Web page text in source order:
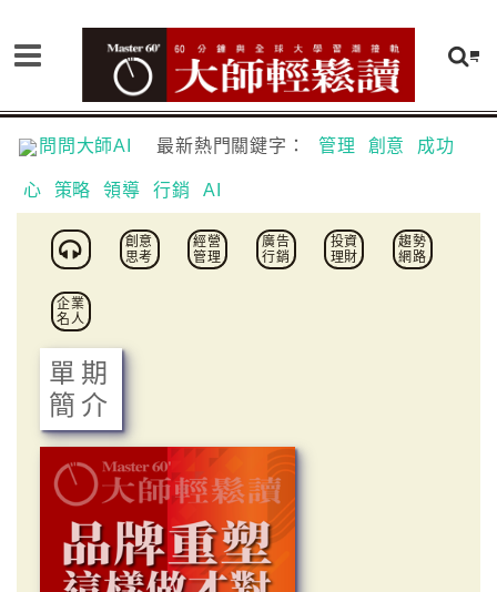
問問大師AI 最新熱門關鍵字： 管理 創意 成功
心 策略 領導 行銷 AI
創意
思考
經營
管理
廣告
行銷
投資
理財
趨勢
網路
企業
名人
單期
簡介